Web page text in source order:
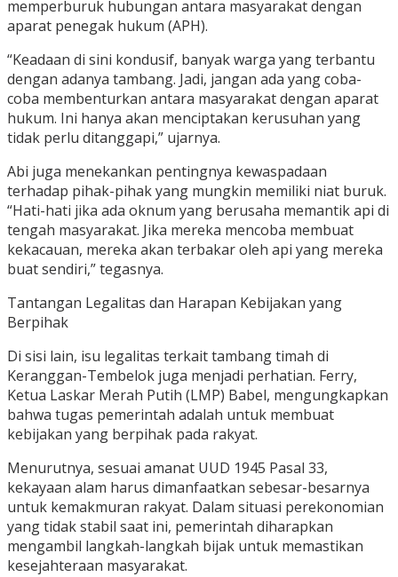
memperburuk hubungan antara masyarakat dengan
aparat penegak hukum (APH).
“Keadaan di sini kondusif, banyak warga yang terbantu
dengan adanya tambang. Jadi, jangan ada yang coba-
coba membenturkan antara masyarakat dengan aparat
hukum. Ini hanya akan menciptakan kerusuhan yang
tidak perlu ditanggapi,” ujarnya.
Abi juga menekankan pentingnya kewaspadaan
terhadap pihak-pihak yang mungkin memiliki niat buruk.
“Hati-hati jika ada oknum yang berusaha memantik api di
tengah masyarakat. Jika mereka mencoba membuat
kekacauan, mereka akan terbakar oleh api yang mereka
buat sendiri,” tegasnya.
Tantangan Legalitas dan Harapan Kebijakan yang
Berpihak
Di sisi lain, isu legalitas terkait tambang timah di
Keranggan-Tembelok juga menjadi perhatian. Ferry,
Ketua Laskar Merah Putih (LMP) Babel, mengungkapkan
bahwa tugas pemerintah adalah untuk membuat
kebijakan yang berpihak pada rakyat.
Menurutnya, sesuai amanat UUD 1945 Pasal 33,
kekayaan alam harus dimanfaatkan sebesar-besarnya
untuk kemakmuran rakyat. Dalam situasi perekonomian
yang tidak stabil saat ini, pemerintah diharapkan
mengambil langkah-langkah bijak untuk memastikan
kesejahteraan masyarakat.